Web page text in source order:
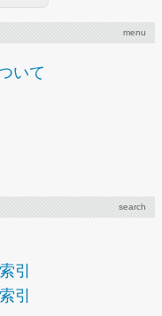
menu
いて
search
引
引